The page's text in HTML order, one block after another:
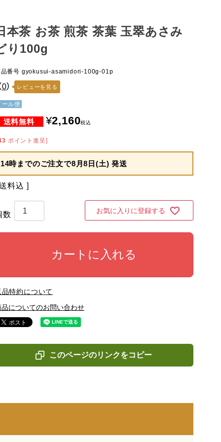
本茶 お茶 煎茶 茶葉 玉翠あさみ
り100g
番号 gyokusui-asamidori-100g-01p
0） レビューを見る
ール便
¥2,160税込
ポイント進呈]
14時までのご注文で8月8日(土) 発送
料込
お気に入りに登録する
カートに入れる
品特約について
品についてのお問い合わせ
このページのリンクをコピー